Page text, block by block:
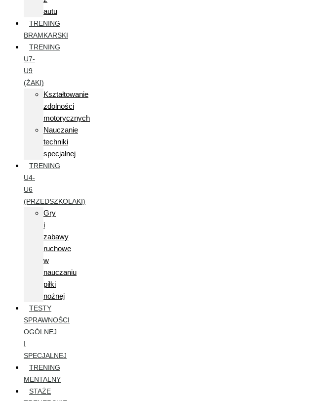
autu
TRENING
BRAMKARSKI
TRENING
U7-
U9
(ŻAKI)
Kształtowanie
zdolności
motorycznych
Nauczanie
techniki
specjalnej
TRENING
U4-
U6
(PRZEDSZKOLAKI)
Gry
i
zabawy
ruchowe
w
nauczaniu
piłki
nożnej
TESTY
SPRAWNOŚCI
OGÓLNEJ
I
SPECJALNEJ
TRENING
MENTALNY
STAŻE